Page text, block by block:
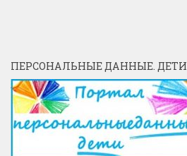
ПЕРСОНАЛЬНЫЕ ДАННЫЕ. ДЕТИ